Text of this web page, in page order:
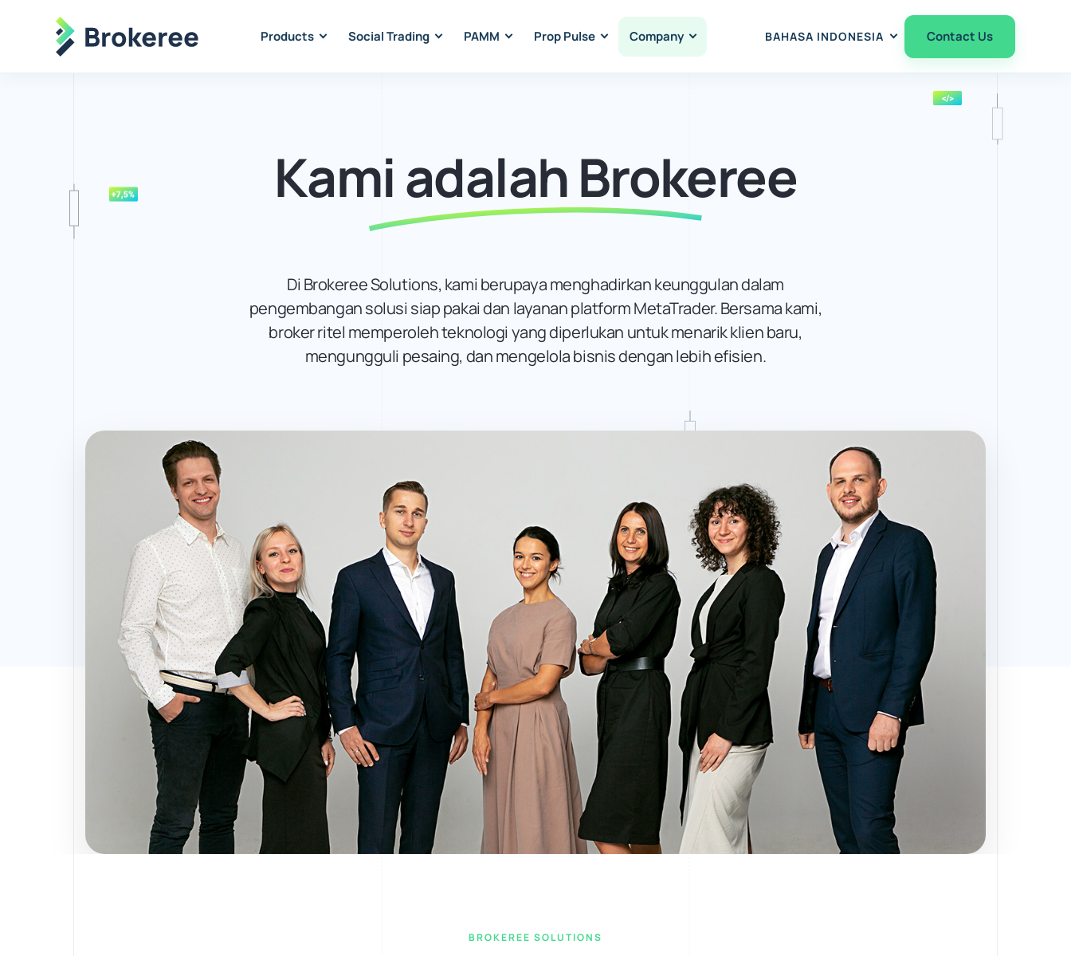
Products Social Trading PAMM Prop Pulse Company BAHASA INDONESIA Contact Us
Kami adalah Brokeree
Di Brokeree Solutions, kami berupaya menghadirkan keunggulan dalam
pengembangan solusi siap pakai dan layanan platform MetaTrader. Bersama kami,
broker ritel memperoleh teknologi yang diperlukan untuk menarik klien baru,
mengungguli pesaing, dan mengelola bisnis dengan lebih efisien.
BROKEREE SOLUTIONS